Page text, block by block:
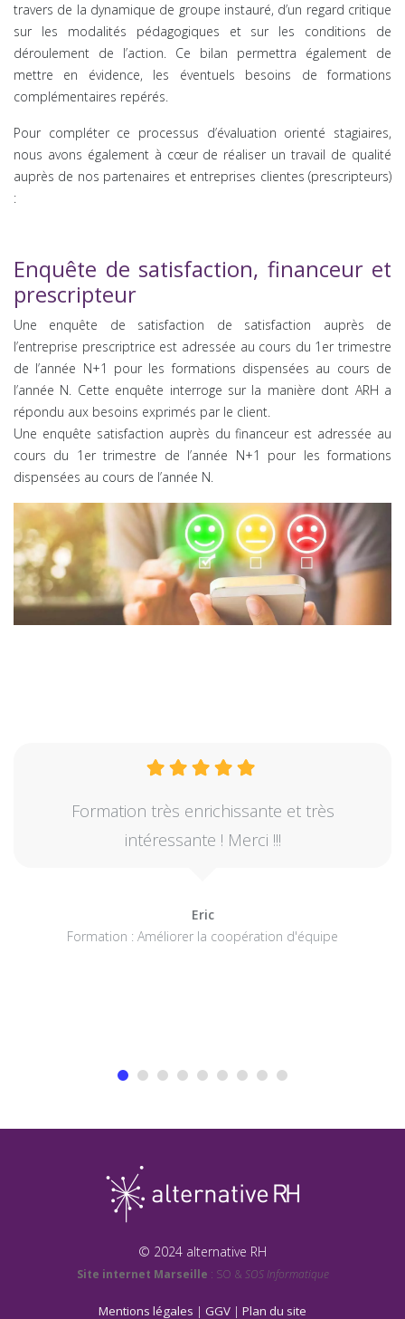
travers de la dynamique de groupe instauré, d’un regard critique
sur les modalités pédagogiques et sur les conditions de
déroulement de l’action. Ce bilan permettra également de
mettre en évidence, les éventuels besoins de formations
complémentaires repérés.
Pour compléter ce processus d’évaluation orienté stagiaires,
nous avons également à cœur de réaliser un travail de qualité
auprès de nos partenaires et entreprises clientes (prescripteurs)
:
Enquête de satisfaction, financeur et
prescripteur
Une enquête de satisfaction de satisfaction auprès de
l’entreprise prescriptrice est adressée au cours du 1er trimestre
de l’année N+1 pour les formations dispensées au cours de
l’année N. Cette enquête interroge sur la manière dont ARH a
répondu aux besoins exprimés par le client.
Une enquête satisfaction auprès du financeur est adressée au
cours du 1er trimestre de l’année N+1 pour les formations
dispensées au cours de l’année N.
Formation très enrichissante et très
intéressante ! Merci !!!
Eric
Formation : Améliorer la coopération d'équipe
© 2024 alternative RH
Site internet Marseille : SO & SOS Informatique
Mentions légales | GGV | Plan du site